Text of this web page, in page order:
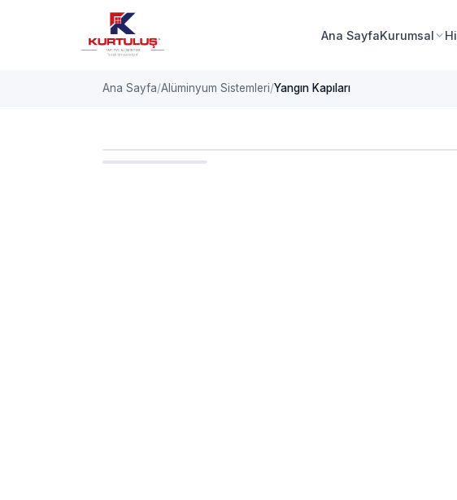
Ana SayfaKurumsal
Ana Sayfa Alüminyum Sistemleri Yangın Kapıları